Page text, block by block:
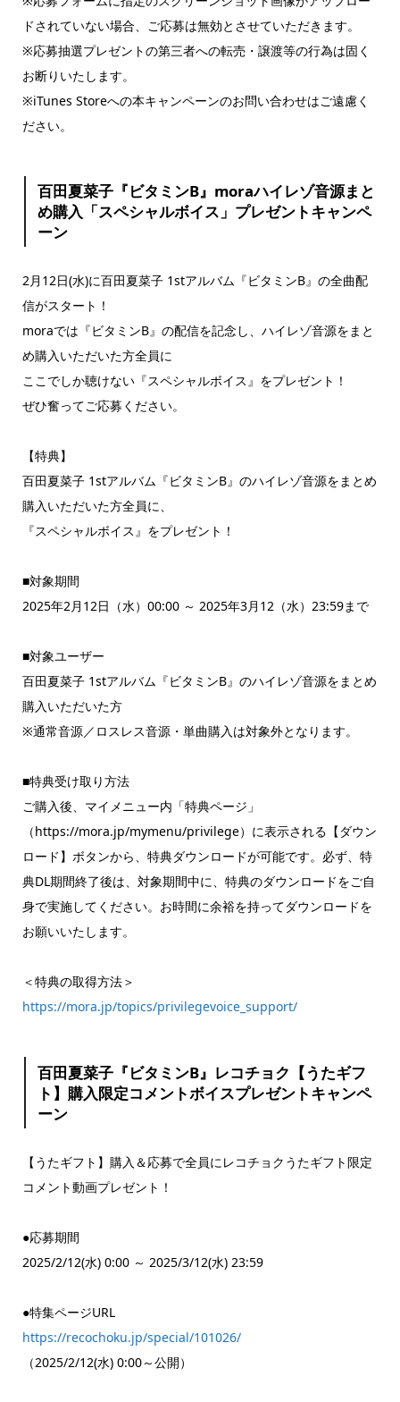
ドされていない場合、ご応募は無効とさせていただきます。
※応募抽選プレゼントの第三者への転売・譲渡等の行為は固く
お断りいたします。
※iTunes Storeへの本キャンペーンのお問い合わせはご遠慮く
ださい。
百田夏菜子『ビタミンB』moraハイレゾ音源まと
め購入「スペシャルボイス」プレゼントキャンペ
ーン
2月12日(水)に百田夏菜子 1stアルバム『ビタミンB』の全曲配
信がスタート！
moraでは『ビタミンB』の配信を記念し、ハイレゾ音源をまと
め購入いただいた方全員に
ここでしか聴けない『スペシャルボイス』をプレゼント！
ぜひ奮ってご応募ください。
【特典】
百田夏菜子 1stアルバム『ビタミンB』のハイレゾ音源をまとめ
購入いただいた方全員に、
『スペシャルボイス』をプレゼント！
■対象期間
2025年2月12日（水）00:00 ～ 2025年3月12（水）23:59まで
■対象ユーザー
百田夏菜子 1stアルバム『ビタミンB』のハイレゾ音源をまとめ
購入いただいた方
※通常音源／ロスレス音源・単曲購入は対象外となります。
■特典受け取り方法
ご購入後、マイメニュー内「特典ページ」
（https://mora.jp/mymenu/privilege）に表示される【ダウン
ロード】ボタンから、特典ダウンロードが可能です。必ず、特
典DL期間終了後は、対象期間中に、特典のダウンロードをご自
身で実施してください。お時間に余裕を持ってダウンロードを
お願いいたします。
＜特典の取得方法＞
https://mora.jp/topics/privilegevoice_support/
百田夏菜子『ビタミンB』レコチョク【うたギフ
ト】購入限定コメントボイスプレゼントキャンペ
ーン
【うたギフト】購入＆応募で全員にレコチョクうたギフト限定
コメント動画プレゼント！
●応募期間
2025/2/12(水) 0:00 ～ 2025/3/12(水) 23:59
●特集ページURL
https://recochoku.jp/special/101026/
（2025/2/12(水) 0:00～公開）